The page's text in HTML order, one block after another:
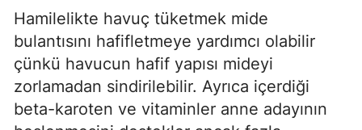
Hamilelikte havuç tüketmek mide
bulantısını hafifletmeye yardımcı olabilir
çünkü havucun hafif yapısı mideyi
zorlamadan sindirilebilir. Ayrıca içerdiği
beta-karoten ve vitaminler anne adayının